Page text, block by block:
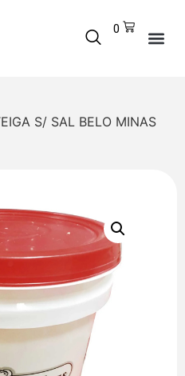
0
S/ SAL BELO MINAS